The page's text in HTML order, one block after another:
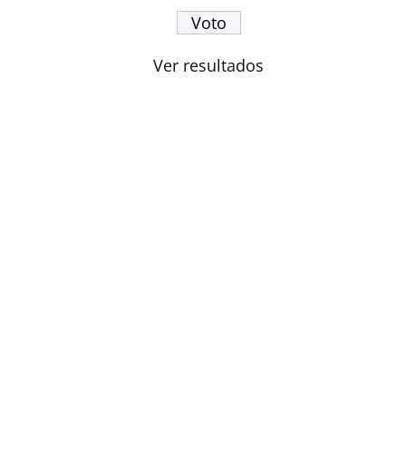
Ver resultados